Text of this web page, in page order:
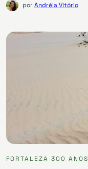
porAndréia Vitório
FORTALEZA 300 ANOS